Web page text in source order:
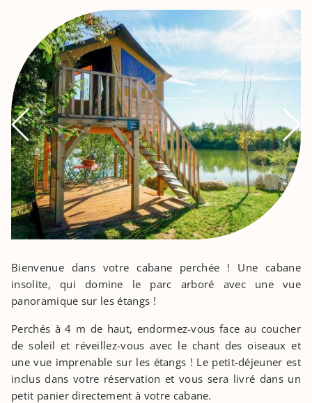
Bienvenue dans votre cabane perchée ! Une cabane
insolite, qui domine le parc arboré avec une vue
panoramique sur les étangs !
Perchés à 4 m de haut, endormez-vous face au coucher
de soleil et réveillez-vous avec le chant des oiseaux et
une vue imprenable sur les étangs ! Le petit-déjeuner est
inclus dans votre réservation et vous sera livré dans un
petit panier directement à votre cabane.